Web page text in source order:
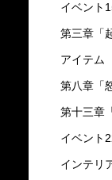
イベント
第三章「
アイテム
第八章「
第十三章
イベント
インテリ